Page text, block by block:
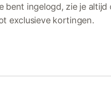
bent ingelogd, zie je
exclusieve kortingen.